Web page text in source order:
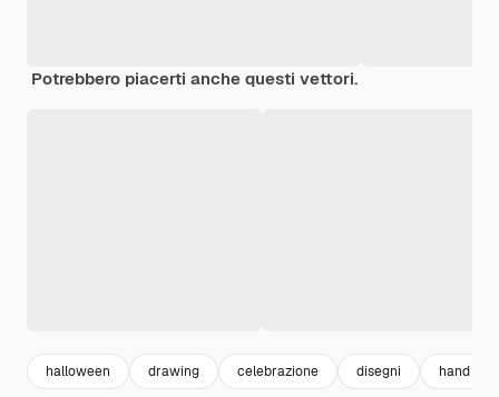
Potrebbero piacerti anche questi vettori.
halloween drawing celebrazione disegni hand